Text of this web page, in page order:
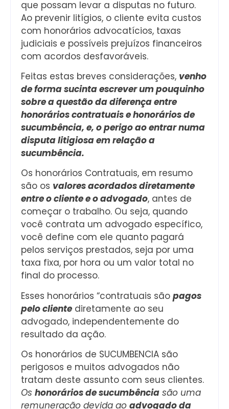
que possam levar a disputas no futuro.
Ao prevenir litígios, o cliente evita custos
com honorários advocatícios, taxas
judiciais e possíveis prejuízos financeiros
com acordos desfavoráveis.
Feitas estas breves considerações, venho
de forma sucinta escrever um pouquinho
sobre a questão da diferença entre
honorários contratuais e honorários de
sucumbência, e, o perigo ao entrar numa
disputa litigiosa emrelação a
sucumbência.
Os honorários Contratuais, em resumo
são os valores acordados diretamente
entre o cliente e o advogado, antes de
começar o trabalho. Ou seja, quando
você contrata um advogado específico,
você define com ele quanto pagará
pelos serviços prestados, seja por uma
taxa fixa, por hora ou um valor total no
final do processo.
Esses honorários “contratuais são pagos
pelo cliente diretamente ao seu
advogado, independentemente do
resultado da ação.
Os honorários de SUCUMBENCIA são
perigosos e muitos advogados não
tratam deste assunto com seus clientes.
Os honorários de sucumbência são uma
remuneração devida ao advogado da